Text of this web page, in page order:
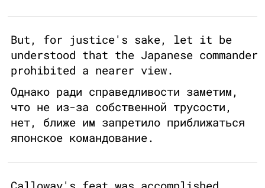
But, for justice's sake, let it be
understood that the Japanese commander
prohibited a nearer view.
Однако ради справедливости заметим,
что не из-за собственной трусости,
нет, ближе им запретило приближаться
японское командование.